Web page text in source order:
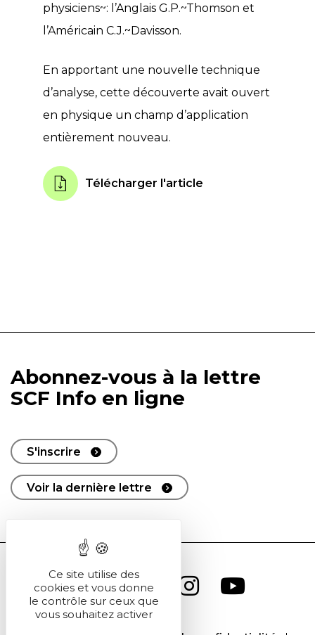
physiciens~: l’Anglais G.P.~Thomson et
l’Américain C.J.~Davisson.
En apportant une nouvelle technique
d’analyse, cette découverte avait ouvert
en physique un champ d’application
entièrement nouveau.
Télécharger l'article
Abonnez-vous à la lettre
SCF Info en ligne
S'inscrire
Voir la dernière lettre
Ce site utilise des
cookies et vous donne
le contrôle sur ceux que
vous souhaitez activer